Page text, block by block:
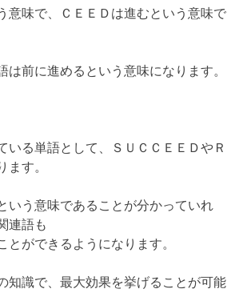
意味で、ＣＥＥＤは進むという意味で
は前に進めるという意味になります。
いる単語として、ＳＵＣＣＥＥＤやＲ
ます。
いう意味であることが分かっていれ
連語も
とができるようになります。
知識で、最大効果を挙げることが可能